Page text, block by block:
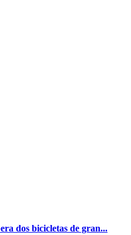
dos bicicletas de gran...